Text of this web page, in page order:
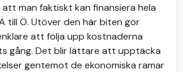
man faktiskt kan finansiera hela
till Ö. Utöver den här biten gör
att följa upp kostnaderna
gång. Det blir lättare att upptäcka
gentemot de ekonomiska ramar